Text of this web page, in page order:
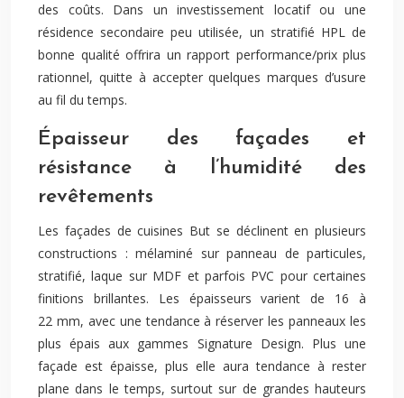
des coûts. Dans un investissement locatif ou une
résidence secondaire peu utilisée, un stratifié HPL de
bonne qualité offrira un rapport performance/prix plus
rationnel, quitte à accepter quelques marques d’usure
au fil du temps.
Épaisseur des façades et
résistance à l’humidité des
revêtements
Les façades de cuisines But se déclinent en plusieurs
constructions : mélaminé sur panneau de particules,
stratifié, laque sur MDF et parfois PVC pour certaines
finitions brillantes. Les épaisseurs varient de 16 à
22 mm, avec une tendance à réserver les panneaux les
plus épais aux gammes Signature Design. Plus une
façade est épaisse, plus elle aura tendance à rester
plane dans le temps, surtout sur de grandes hauteurs